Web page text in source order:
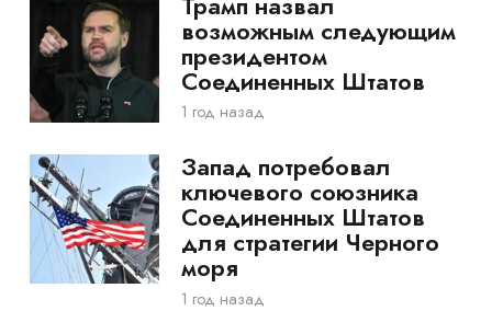
возможным следующим
президентом
Соединенных Штатов
1 год назад
Запад потребовал
ключевого союзника
Соединенных Штатов
для стратегии Черного
моря
1 год назад